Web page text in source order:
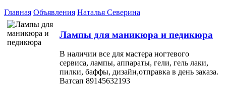
Главная Объявления Наталья Северина
Лампы для маникюра и педикюра
В наличии все для мастера ногтевого
сервиса, лампы, аппараты, гели, гель лаки,
пилки, баффы, дизайн,отправка в день заказа.
Ватсап 89145632193